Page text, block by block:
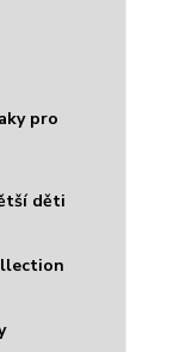
pro
děti